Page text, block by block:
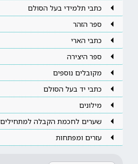
כתבי תלמידי בעל הסולם
ספר הזהר
כתבי הארי
ספר היצירה
מקובלים נוספים
כתבי יד בעל הסולם
מילונים
שערים לחכמת הקבלה למתחילים
עזרים ומפתחות